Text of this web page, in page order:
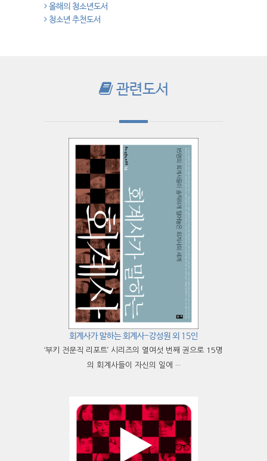
올해의 청소년도서
청소년 추천도서
관련도서
회계사가 말하는 회계사-강성원 외 15인
‘부키 전문직 리포트’ 시리즈의 열여섯 번째 권으로 15명
의 회계사들이 자신의 일에 ···